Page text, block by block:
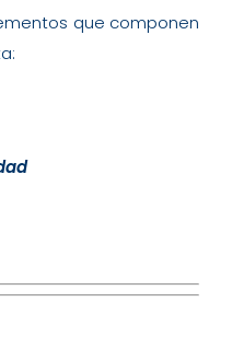
que componen